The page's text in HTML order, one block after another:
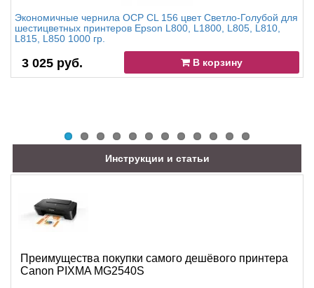
Экономичные чернила OCP CL 156 цвет Светло-Голубой для
шестицветных принтеров Epson L800, L1800, L805, L810,
L815, L850 1000 гр.
3 025 руб. В корзину
Инструкции и статьи
Преимущества покупки самого дешёвого принтера
Canon PIXMA MG2540S